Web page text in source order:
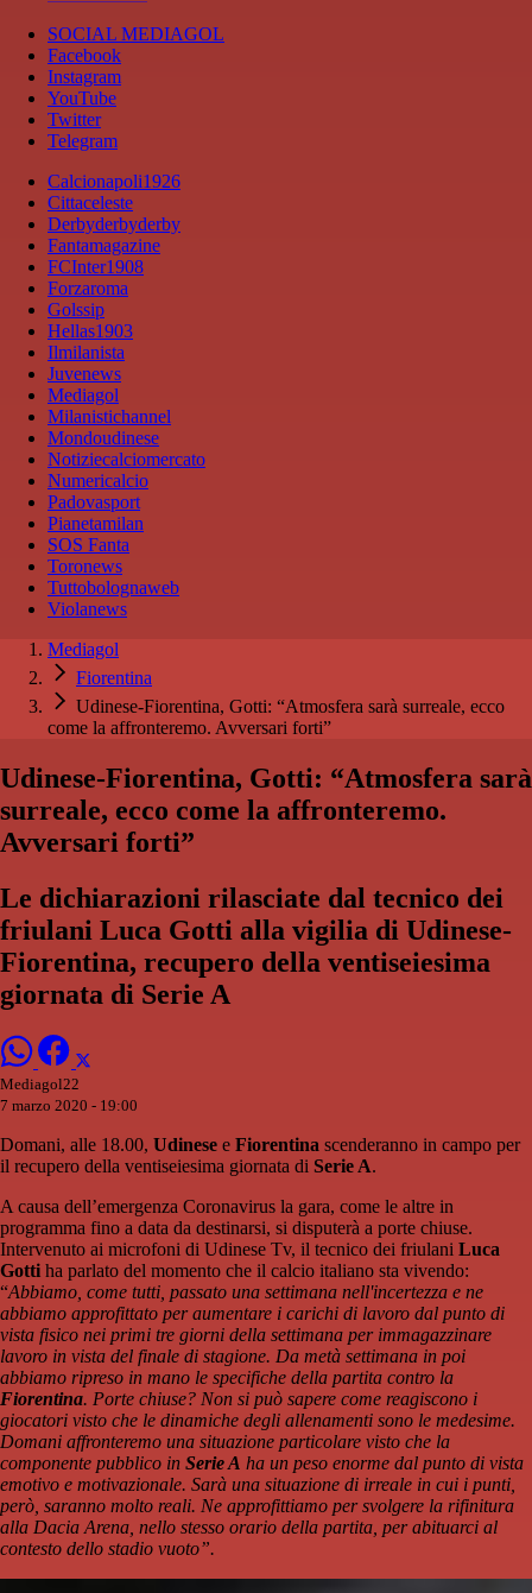
SOCIAL MEDIAGOL
Facebook
Instagram
YouTube
Twitter
Telegram
Calcionapoli1926
Cittaceleste
Derbyderbyderby
Fantamagazine
FCInter1908
Forzaroma
Golssip
Hellas1903
Ilmilanista
Juvenews
Mediagol
Milanistichannel
Mondoudinese
Notiziecalciomercato
Numericalcio
Padovasport
Pianetamilan
SOS Fanta
Toronews
Tuttobolognaweb
Violanews
Mediagol
Fiorentina
Udinese-Fiorentina, Gotti: “Atmosfera sarà surreale, ecco
come la affronteremo. Avversari forti”
Udinese-Fiorentina, Gotti: “Atmosfera sarà
surreale, ecco come la affronteremo.
Avversari forti”
Le dichiarazioni rilasciate dal tecnico dei
friulani Luca Gotti alla vigilia di Udinese-
Fiorentina, recupero della ventiseiesima
giornata di Serie A
Mediagol22
7 marzo 2020 - 19:00
Domani, alle 18.00, Udinese e Fiorentina scenderanno in campo per
il recupero della ventiseiesima giornata di Serie A.
A causa dell’emergenza Coronavirus la gara, come le altre in
programma fino a data da destinarsi, si disputerà a porte chiuse.
Intervenuto ai microfoni di Udinese Tv, il tecnico dei friulani Luca
Gotti ha parlato del momento che il calcio italiano sta vivendo:
“Abbiamo, come tutti, passato una settimana nell'incertezza e ne
abbiamo approfittato per aumentare i carichi di lavoro dal punto di
vista fisico nei primi tre giorni della settimana per immagazzinare
lavoro in vista del finale di stagione. Da metà settimana in poi
abbiamo ripreso in mano le specifiche della partita contro la
Fiorentina. Porte chiuse? Non si può sapere come reagiscono i
giocatori visto che le dinamiche degli allenamenti sono le medesime.
Domani affronteremo una situazione particolare visto che la
componente pubblico in Serie A ha un peso enorme dal punto di vista
emotivo e motivazionale. Sarà una situazione di irreale in cui i punti,
però, saranno molto reali. Ne approfittiamo per svolgere la rifinitura
alla Dacia Arena, nello stesso orario della partita, per abituarci al
contesto dello stadio vuoto”.